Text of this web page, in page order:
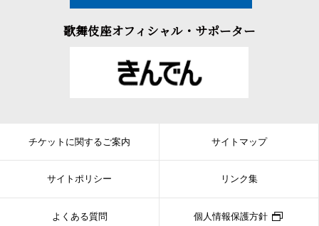
歌舞伎座オフィシャル・サポーター
チケットに関するご案内 サイトマップ
サイトポリシー リンク集
よくある質問 個人情報保護方針